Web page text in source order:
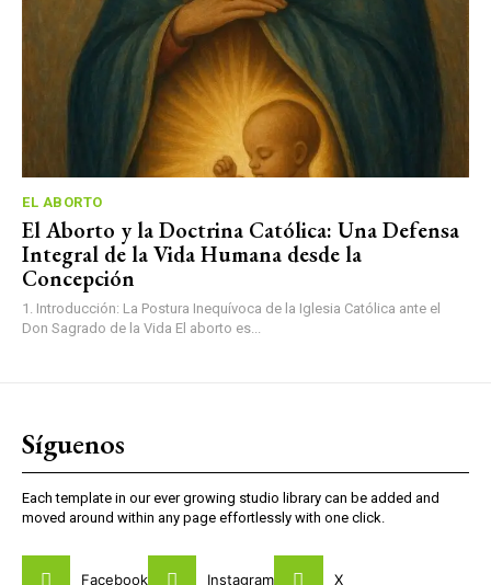
EL ABORTO
El Aborto y la Doctrina Católica: Una Defensa
Integral de la Vida Humana desde la
Concepción
1. Introducción: La Postura Inequívoca de la Iglesia Católica ante el
Don Sagrado de la Vida El aborto es...
Síguenos
Each template in our ever growing studio library can be added and
moved around within any page effortlessly with one click.
Facebook Instagram X